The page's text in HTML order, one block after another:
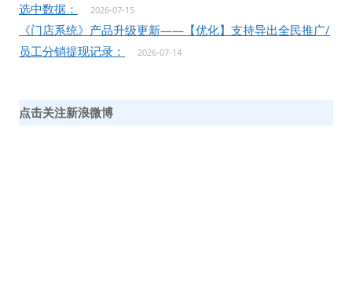
选中数据：
2026-07-15
《门店系统》产品升级更新——【优化】支持导出全民推广/
员工分销提现记录：
2026-07-14
点击关注新浪微博